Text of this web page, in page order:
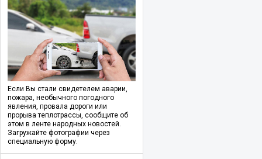
Если Вы стали свидетелем аварии,
пожара, необычного погодного
явления, провала дороги или
прорыва теплотрассы, сообщите об
этом в ленте народных новостей.
Загружайте фотографии через
специальную форму.